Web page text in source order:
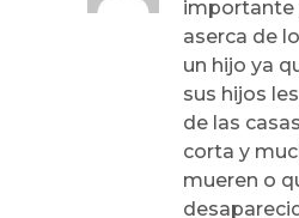
importante
aserca de
un hijo ya
sus hijos
de las
corta y
mueren o